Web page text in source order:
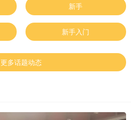
新手
新手入门
更多话题动态